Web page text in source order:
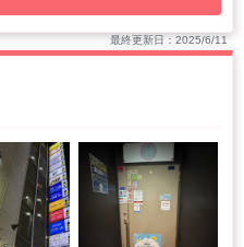
最終更新日：2025/6/11